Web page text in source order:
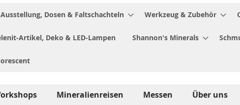
Ausstellung, Dosen & Faltschachteln Werkzeug & Zubehör
Artikel, Deko & LED-Lampen Shannon's Minerals
Mineralienreisen Messen Über uns